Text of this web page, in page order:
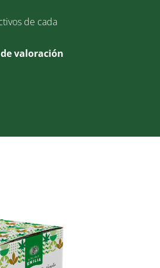
de cada
valoración